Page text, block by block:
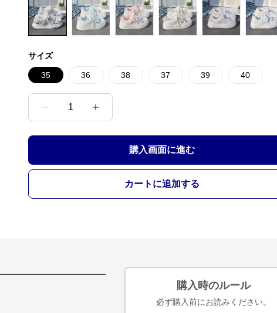
サイズ
35 36 38 37 39 40
1
購入画面に進む
カートに追加する
購入時のルール
必ず購入前にお読みください。